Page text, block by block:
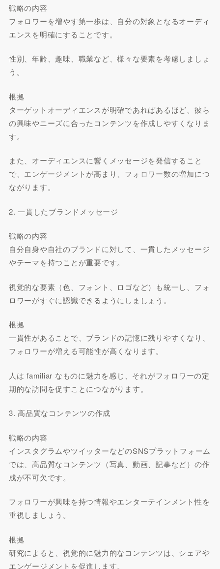
戦略の内容
フォロワーを増やす第一歩は、自分の対象となるオーディ
エンスを明確にすることです。
性別、年齢、趣味、職業など、様々な要素を考慮しましょ
う。
根拠
ターゲットオーディエンスが明確であればあるほど、彼ら
の興味やニーズに合ったコンテンツを作成しやすくなりま
す。
また、オーディエンスに響くメッセージを発信すること
で、エンゲージメントが高まり、フォロワー数の増加につ
ながります。
2. 一貫したブランドメッセージ
戦略の内容
自分自身や自社のブランドに対して、一貫したメッセージ
やテーマを持つことが重要です。
視覚的な要素（色、フォント、ロゴなど）も統一し、フォ
ロワーがすぐに認識できるようにしましょう。
根拠
一貫性があることで、ブランドの記憶に残りやすくなり、
フォロワーが増える可能性が高くなります。
人は familiar なものに魅力を感じ、それがフォロワーの定
期的な訪問を促すことにつながります。
3. 高品質なコンテンツの作成
戦略の内容
インスタグラムやツイッターなどのSNSプラットフォーム
では、高品質なコンテンツ（写真、動画、記事など）の作
成が不可欠です。
フォロワーが興味を持つ情報やエンターテインメント性を
重視しましょう。
根拠
研究によると、視覚的に魅力的なコンテンツは、シェアや
エンゲージメントを促進します。